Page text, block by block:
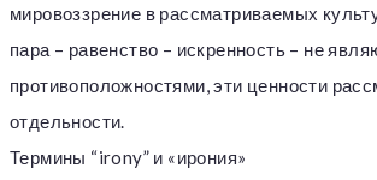
мировоззрение в рассматриваемых
пара – равенство – искренность – не
противоположностями, эти ценности
отдельности.
Термины “irony” и «ирония»